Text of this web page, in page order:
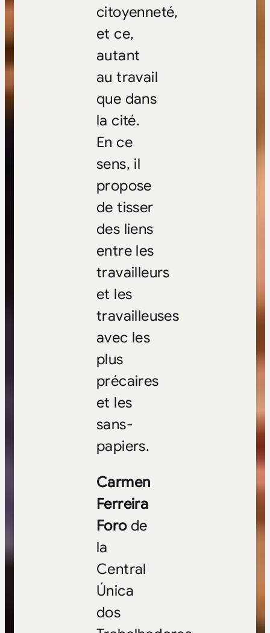
citoyenneté,
et ce,
autant
au travail
que dans
la cité.
En ce
sens, il
propose
de tisser
des liens
entre les
travailleurs
et les
travailleuses
avec les
plus
précaires
et les
sans-
papiers.
Carmen
Ferreira
Forode
la
Central
Única
dos